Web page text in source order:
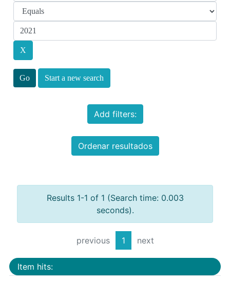
Start a new search
Add filters:
Ordenar resultados
Results 1-1 of 1 (Search time: 0.003
seconds).
previous 1 next
Item hits: